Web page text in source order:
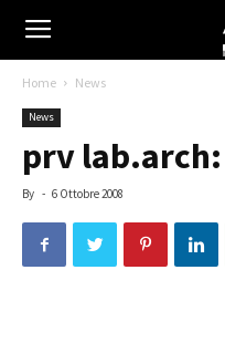
Home News
News
prv lab.arch:
By - 6 Ottobre 2008